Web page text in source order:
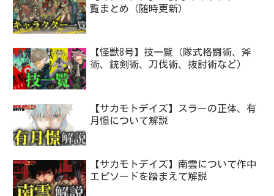
覧まとめ（随時更新）
【怪獣8号】技一覧（隊式格闘術、斧
術、銃剣術、刀伐術、抜討術など）
【サカモトデイズ】スラーの正体、有
月憬について解説
【サカモトデイズ】南雲について作中
エピソードを踏まえて解説